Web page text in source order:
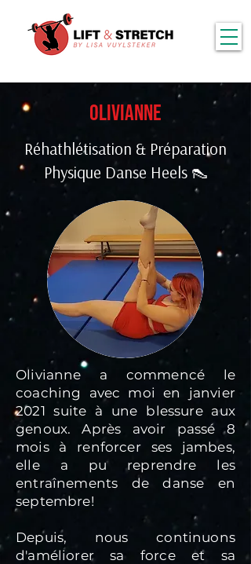
Olivianne
Réhathlétisation & Préparation
Physique Danse Heels 👠
Olivianne a commencé le
coaching avec moi en janvier
2021 suite à une blessure aux
genoux. Après avoir passé 8
mois à renforcer ses jambes,
elle a pu reprendre les
entraînements de danse en
septembre!
Depuis, nous continuons
d'améliorer sa force et sa